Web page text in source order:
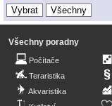
Všechny poradny
Počítače
Teraristika
Akvaristika